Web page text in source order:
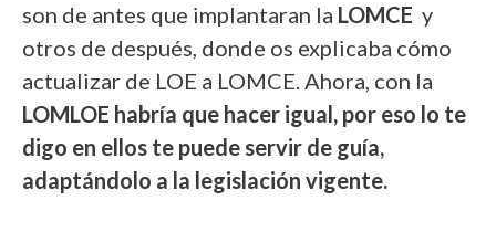
son de antes que implantaran la LOMCE y
otros de después, donde os explicaba cómo
actualizar de LOE a LOMCE. Ahora, con la
LOMLOE habría que hacer igual, por eso lo te
digo en ellos te puede servir de guía,
adaptándolo a la legislación vigente.